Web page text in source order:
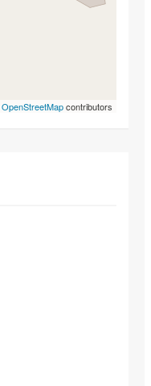
OpenStreetMapcontributors